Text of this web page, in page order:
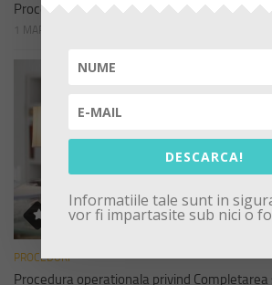
Procedura de sistem privind declararea
1 MARTIE 2023
PROCEDURI
Procedura operationala privind Completarea
DESCARCA!
Informatiile tale sunt in
vor fi impartasite sub nici o